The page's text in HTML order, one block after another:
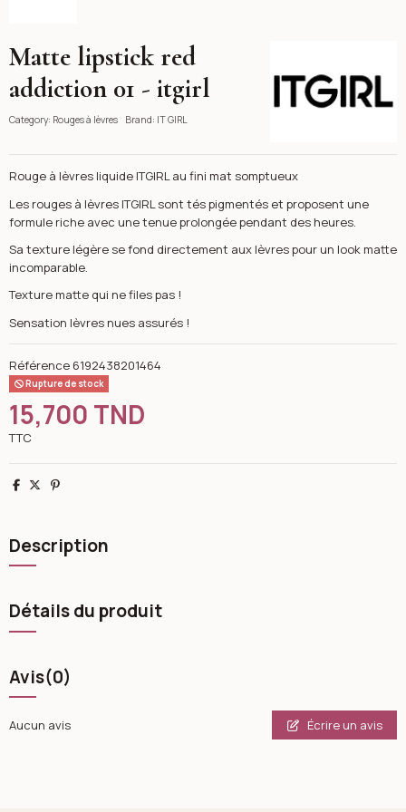
Matte lipstick red
addiction 01 - itgirl
Category: Rouges à lèvres Brand: IT GIRL
Rouge à lèvres liquide ITGIRL au fini mat somptueux
Les rouges à lèvres ITGIRL sont tés pigmentés et proposent une
formule riche avec une tenue prolongée pendant des heures.
Sa texture légère se fond directement aux lèvres pour un look matte
incomparable.
Texture matte qui ne files pas !
Sensation lèvres nues assurés !
Référence 6192438201464
Rupture de stock
15,700 TND
TTC
Partager
TweetPinterest
Description
Détails du produit
Avis(0)
Aucun avis Écrire un avis